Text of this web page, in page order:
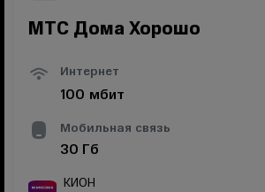
МТС Дома Хорошо
Интернет
100 мбит
Мобильная связь
30 Гб
КИОН